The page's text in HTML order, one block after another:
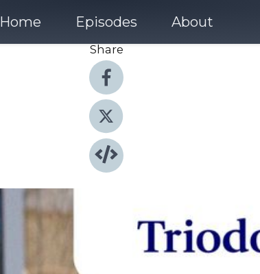
Home Episodes About
Share